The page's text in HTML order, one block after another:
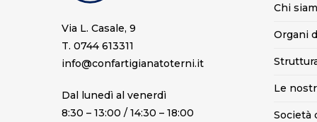
Via L. Casale, 9
T. 0744 613311
info@confartigianatoterni.it
Dal lunedì al venerdì
8:30 – 13:00 / 14:30 – 18:00
Chi
Organi
Le
Società